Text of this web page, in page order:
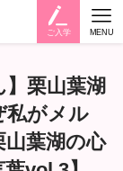
ご入学 MENU
】栗山葉湖
私がメル
葉湖の心